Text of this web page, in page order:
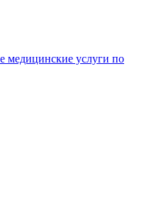
медицинские услуги по